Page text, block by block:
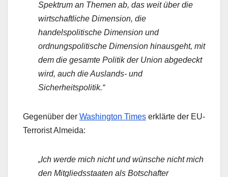
Spektrum an Themen ab, das weit über die
wirtschaftliche Dimension, die
handelspolitische Dimension und
ordnungspolitische Dimension hinausgeht, mit
dem die gesamte Politik der Union abgedeckt
wird, auch die Auslands- und
Sicherheitspolitik.“
Gegenüber der Washington Times erklärte der EU-
Terrorist Almeida:
„Ich werde mich nicht und wünsche nicht mich
den Mitgliedsstaaten als Botschafter